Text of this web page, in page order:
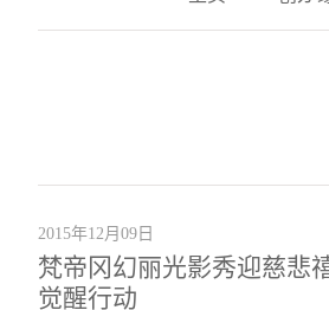
2015年12月09日
梵帝冈幻丽光影秀迎慈悲
觉醒行动